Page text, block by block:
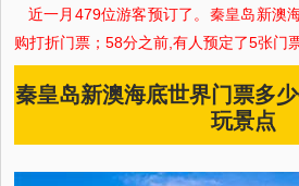
近一月 479位游客预订了。秦皇岛新澳
购打折门票；58分之前,有人预定了5张门
秦皇岛新澳海底世界门票多
玩景点